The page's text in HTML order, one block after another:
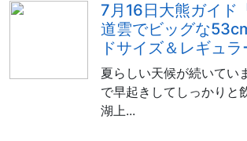
7月16日大熊ガイド
道雲でビッグな
ドサイズ＆レギュラ
夏らしい天候が続いてい
で早起きしてしっかりと
湖上...